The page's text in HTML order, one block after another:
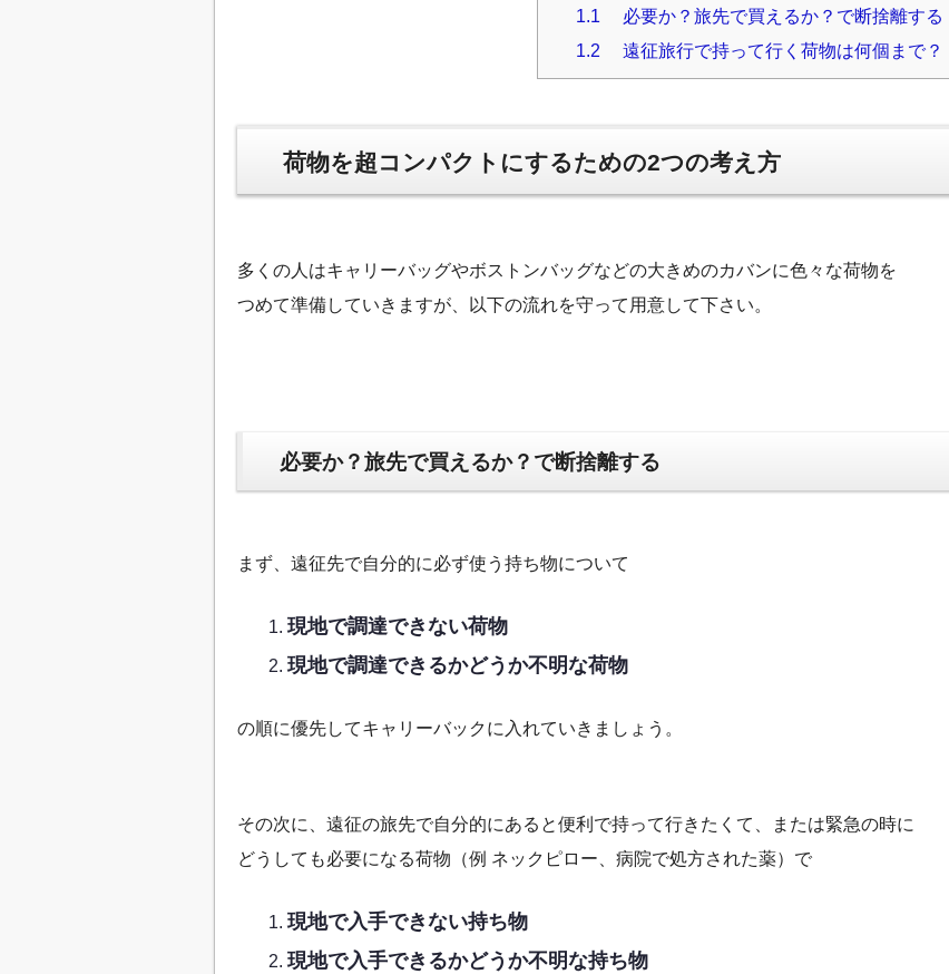
1.1
必要か？旅先で買えるか？で断捨離する
1.2 遠征旅行で持って行く荷物は何個まで？
荷物を超コンパクトにするための2つの考え方
多くの人はキャリーバッグやボストンバッグなどの大きめのカバンに色々な荷物を
つめて準備していきますが、以下の流れを守って用意して下さい。
必要か？旅先で買えるか？で断捨離する
まず、遠征先で自分的に必ず使う持ち物について
現地で調達できない荷物
現地で調達できるかどうか不明な荷物
の順に優先してキャリーバックに入れていきましょう。
その次に、遠征の旅先で自分的にあると便利で持って行きたくて、または緊急の時に
どうしても必要になる荷物（例 ネックピロー、病院で処方された薬）で
現地で入手できない持ち物
現地で入手できるかどうか不明な持ち物